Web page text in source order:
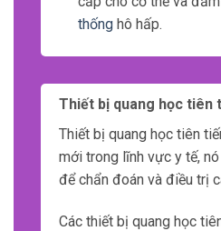
thốnghô hấp.
Thiết bị quang học tiên
Thiết bị quang học tiên
mới trong lĩnh vực y tế,
để chẩn đoán và điều trị
Các thiết bị quang học